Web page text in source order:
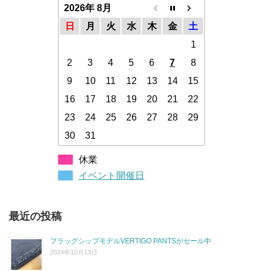
2026年 8月
日
月 火 水 木 金
土
1
2
3 4 5 6 7
8
9
10 11 12 13 14
15
16
17 18 19 20 21
22
23
24 25 26 27 28
29
30
31
休業
イベント開催日
最近の投稿
フラッグシップモデルVERTIGO PANTSがセール中
2024年10月13日